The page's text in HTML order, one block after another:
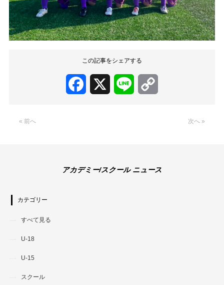
この記事をシェアする
Facebook Line
« 前へ 次へ »
アカデミー/スクール ニュース
カテゴリー
すべて見る
U-18
U-15
スクール